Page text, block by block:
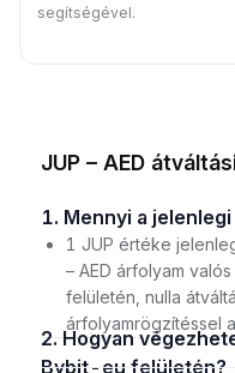
segítségével.
JUP – AED
1. Mennyi a
1 JUP értéke
– AED árfolyam
felületén, nulla
árfolyamrögzítéssel
2. Hogyan végezhetek JUP - AED váltást a(z)
Bybit-eu felületén?